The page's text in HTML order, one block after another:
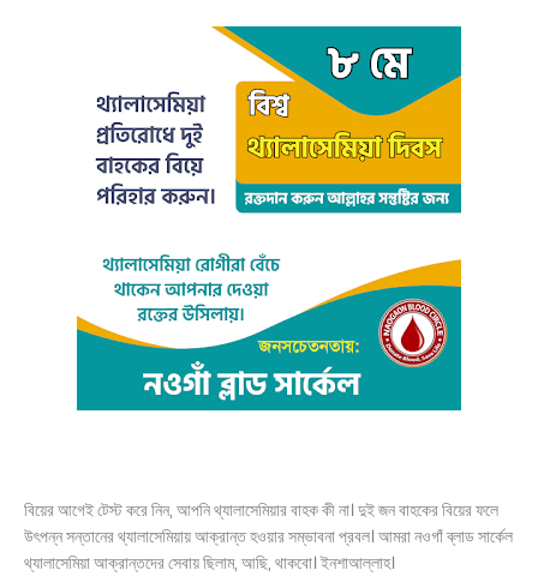
বিয়ের আগেই টেস্ট করে নিন, আপনি থ্যালাসেমিয়ার বাহক কী না। দুই জন বাহকের বিয়ের ফলে
উৎপন্ন সন্তানের থ্যালাসেমিয়ায় আক্রান্ত হওয়ার সম্ভাবনা প্রবল। আমরা নওগাঁ ব্লাড সার্কেল
থ্যালাসেমিয়া আক্রান্তদের সেবায় ছিলাম, আছি, থাকবো। ইনশাআল্লাহ।